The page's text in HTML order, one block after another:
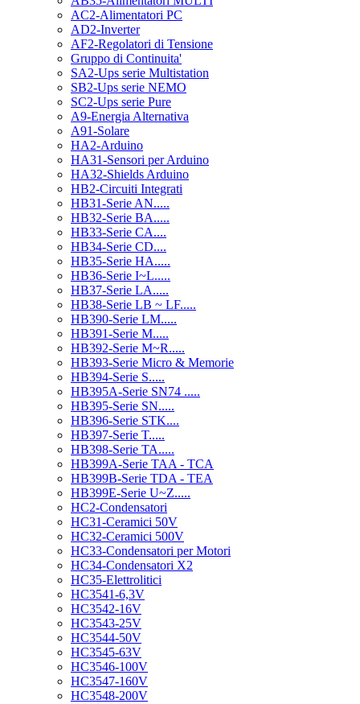
AC2-Alimentatori PC
AD2-Inverter
AF2-Regolatori di Tensione
Gruppo di Continuita'
SA2-Ups serie Multistation
SB2-Ups serie NEMO
SC2-Ups serie Pure
A9-Energia Alternativa
A91-Solare
HA2-Arduino
HA31-Sensori per Arduino
HA32-Shields Arduino
HB2-Circuiti Integrati
HB31-Serie AN.....
HB32-Serie BA.....
HB33-Serie CA....
HB34-Serie CD....
HB35-Serie HA.....
HB36-Serie I~L.....
HB37-Serie LA.....
HB38-Serie LB ~ LF.....
HB390-Serie LM.....
HB391-Serie M.....
HB392-Serie M~R.....
HB393-Serie Micro & Memorie
HB394-Serie S.....
HB395A-Serie SN74 .....
HB395-Serie SN.....
HB396-Serie STK....
HB397-Serie T.....
HB398-Serie TA.....
HB399A-Serie TAA - TCA
HB399B-Serie TDA - TEA
HB399E-Serie U~Z.....
HC2-Condensatori
HC31-Ceramici 50V
HC32-Ceramici 500V
HC33-Condensatori per Motori
HC34-Condensatori X2
HC35-Elettrolitici
HC3541-6,3V
HC3542-16V
HC3543-25V
HC3544-50V
HC3545-63V
HC3546-100V
HC3547-160V
HC3548-200V